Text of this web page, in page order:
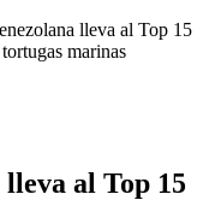
lleva al Top 15
marinas
al Top 15